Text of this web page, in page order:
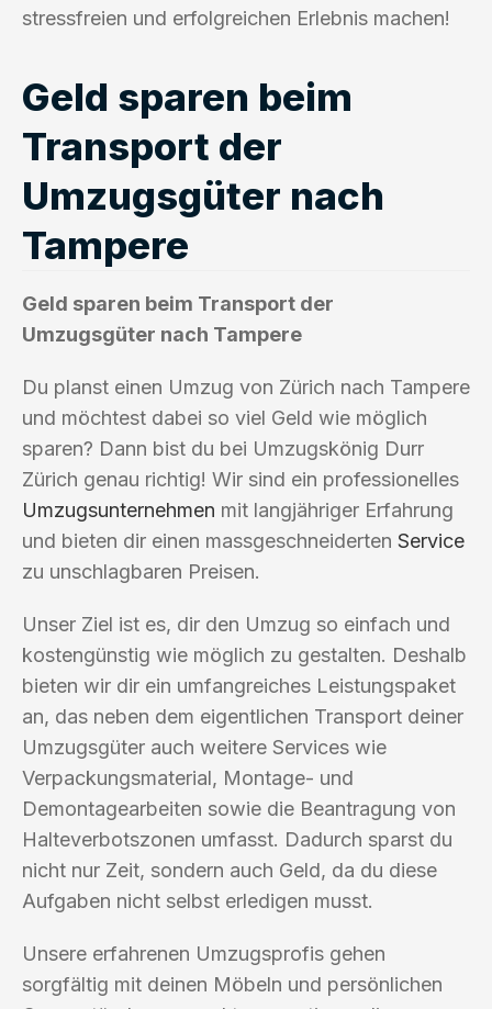
stressfreien und erfolgreichen Erlebnis machen!
Geld sparen beim
Transport der
Umzugsgüter nach
Tampere
Geld sparen beim Transport der
Umzugsgüter nach Tampere
Du planst einen Umzug von Zürich nach Tampere
und möchtest dabei so viel Geld wie möglich
sparen? Dann bist du bei Umzugskönig Durr
Zürich genau richtig! Wir sind ein professionelles
Umzugsunternehmen mit langjähriger Erfahrung
und bieten dir einen massgeschneiderten Service
zu unschlagbaren Preisen.
Unser Ziel ist es, dir den Umzug so einfach und
kostengünstig wie möglich zu gestalten. Deshalb
bieten wir dir ein umfangreiches Leistungspaket
an, das neben dem eigentlichen Transport deiner
Umzugsgüter auch weitere Services wie
Verpackungsmaterial, Montage- und
Demontagearbeiten sowie die Beantragung von
Halteverbotszonen umfasst. Dadurch sparst du
nicht nur Zeit, sondern auch Geld, da du diese
Aufgaben nicht selbst erledigen musst.
Unsere erfahrenen Umzugsprofis gehen
sorgfältig mit deinen Möbeln und persönlichen